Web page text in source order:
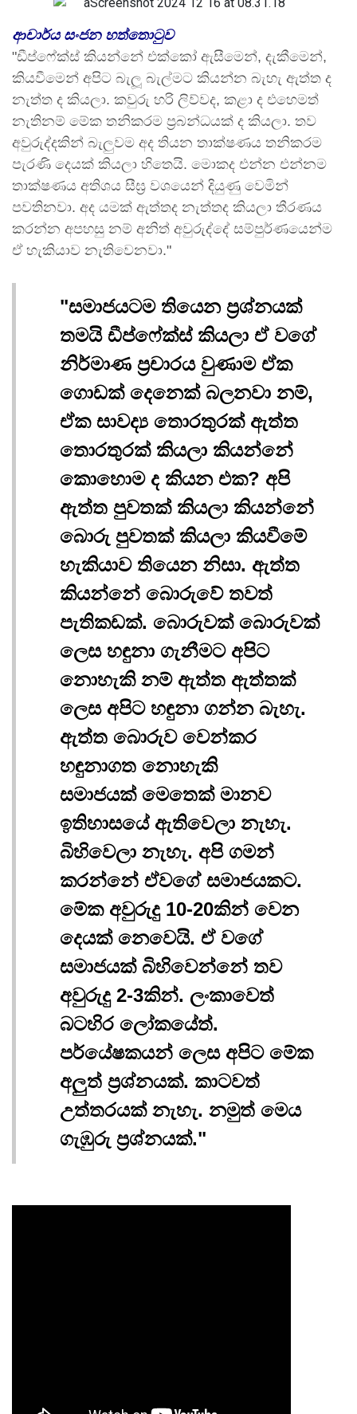
ආචාර්ය සංජන හත්තොටුව
"ඩීප්ෆේක්ස් කියන්නේ එක්කෝ ඇසීමෙන්, දැකීමෙන්,
කියවීමෙන් අපිට බැලූ බැල්මට කියන්න බැහැ ඇත්ත ද
නැත්ත ද කියලා. කවුරු හරි ලිව්වද, කළා ද එහෙමත්
නැතිනම් මේක තනිකරම ප්‍රබන්ධයක් ද කියලා. තව
අවුරුද්දකින් බැලුවම අද තියන තාක්ෂණය තනිකරම
පැරණි දෙයක් කියලා හිතෙයි. මොකද එන්න එන්නම
තාක්ෂණය අතිශය සීඝ්‍ර වශයෙන් දියුණු වෙමින්
පවතිනවා. අද යමක් ඇත්තද නැත්තද කියලා තීරණය
කරන්න අපහසු නම් අනිත් අවුරුද්දේ සම්පුර්ණයෙන්ම
ඒ හැකියාව නැතිවෙනවා."
"සමාජයටම තියෙන ප්‍රශ්නයක්
තමයි ඩීප්ෆේක්ස් කියලා ඒ වගේ
නිර්මාණ ප්‍රචාරය වුණාම ඒක
ගොඩක් දෙනෙක් බලනවා නම්,
ඒක සාවද්‍ය තොරතුරක් ඇත්ත
තොරතුරක් කියලා කියන්නේ
කොහොම ද කියන එක? අපි
ඇත්ත පුවතක් කියලා කියන්නේ
බොරු පුවතක් කියලා කියවීමේ
හැකියාව තියෙන නිසා. ඇත්ත
කියන්නේ බොරුවේ තවත්
පැතිකඩක්. බොරුවක් බොරුවක්
ලෙස හඳුනා ගැනීමට අපිට
නොහැකි නම් ඇත්ත ඇත්තක්
ලෙස අපිට හඳුනා ගන්න බැහැ.
ඇත්ත බොරුව වෙන්කර
හඳුනාගත නොහැකි
සමාජයක් මෙතෙක් මානව
ඉතිහාසයේ ඇතිවෙලා නැහැ.
බිහිවෙලා නැහැ. අපි ගමන්
කරන්නේ ඒවගේ සමාජයකට.
මේක අවුරුදු 10-20කින් වෙන
දෙයක් නෙවෙයි. ඒ වගේ
සමාජයක් බිහිවෙන්නේ තව
අවුරුදු 2-3කින්. ලංකාවෙත්
බටහිර ලෝකයේත්.
පර්යේෂකයන් ලෙස අපිට මේක
අලුත් ප්‍රශ්නයක්. කාටවත්
උත්තරයක් නැහැ. නමුත් මෙය
ගැඹුරු ප්‍රශ්නයක්."